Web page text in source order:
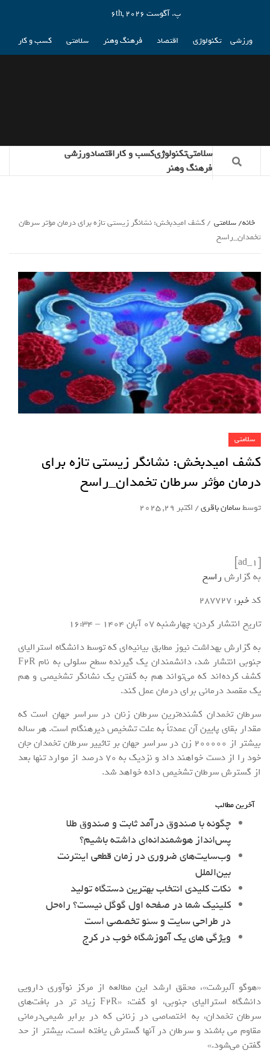
پ. آگوست 6th, 2026
ورزشی تکنولوژی اقتصاد فرهنگ وهنر سلامتی کسب و کار
سلامتیتکنولوژیکسب و کاراقتصادورزشی
فرهنگ وهنر
خانه سلامتی
کشف امیدبخش: نشانگر زیستی تازه برای درمان مؤثر سرطان
تخمدان_راسخ
سلامتی
کشف امیدبخش: نشانگر زیستی تازه برای
درمان مؤثر سرطان تخمدان_راسخ
توسطسامان باقری/ اکتبر 29, 2025
[ad_1]
به گزارش راسخ
کدخبر: 287727
تاریخ انتشار کردن: چهارشنبه 07 آبان 1404 – 16:34
به گزارش بهداشت نیوز مطابق بیانیه‌ای که توسط دانشگاه استرالیای
جنوبی انتشار شد، دانشمندان یک گیرنده سطح سلولی به نام F۲R
کشف کرده‌اند که می‌تواند هم به گفتن یک نشانگر تشخیصی و هم
یک مقصد درمانی برای درمان عمل کند.
سرطان تخمدان کشنده‌ترین سرطان زنان در سراسر جهان است که
مقدار بقای پایین آن عمدتاً به علت تشخیص دیرهنگام است. هر ساله
بیشتر از ۲۰۰۰۰۰ زن در سراسر جهان بر تاثییر سرطان تخمدان جان
خود را از دست خواهند داد و نزدیک به ۷۰ درصد از موارد تنها بعد
از گسترش سرطان تشخیص داده خواهد شد.
آخرین مطالب
چگونه با صندوق درآمد ثابت و صندوق طلا
پس‌انداز هوشمندانه‌ای داشته باشیم؟
وب‌سایت‌های ضروری در زمان قطعی اینترنت
بین‌الملل
نکات کلیدی انتخاب بهترین دستگاه تولید
کلینیک شما در صفحه اول گوگل نیست؟ راه‌حل
در طراحی سایت و سئو تخصصی است
ویژگی های یک آموزشگاه خوب در کرج
«هوگو آلبرشت»، محقق ارشد این مطالعه از مرکز نوآوری دارویی
دانشگاه استرالیای جنوبی، او گفت: «F۲R زیاد تر در بافت‌های
سرطان تخمدان، به اختصاصی در زنانی که در برابر شیمی‌درمانی
مقاوم می باشند و سرطان در آنها گسترش یافته است، بیشتر از حد
گفتن می‌شود.»